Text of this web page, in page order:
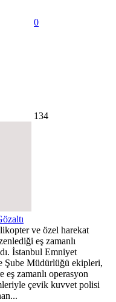
0
134
ve özel harekat
eş zamanlı
İstanbul Emniyet
Şube Müdürlüğü ekipleri,
eş zamanlı operasyon
çevik kuvvet polisi